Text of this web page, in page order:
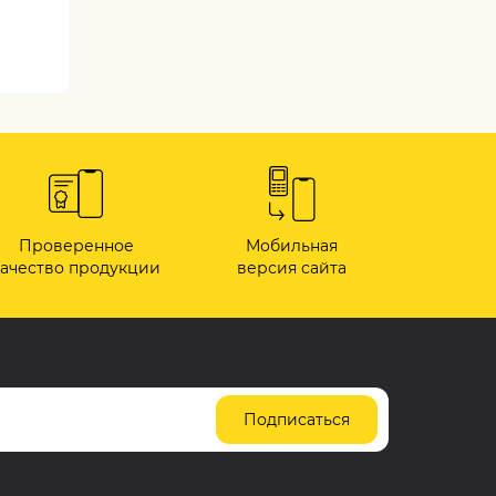
Проверенное
продукции
Мобильная
версия сайта
Подписаться